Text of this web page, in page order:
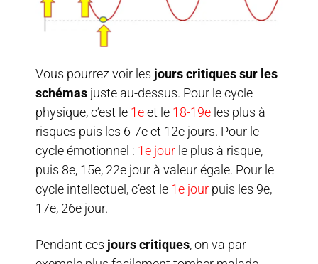
Vous pourrez voir les jours critiques sur les
schémas juste au-dessus. Pour le cycle
physique, c’est le 1eet le 18-19e les plus à
risques puis les 6-7e et 12e jours. Pour le
cycle émotionnel : 1e jour le plus à risque,
puis 8e, 15e, 22e jour à valeur égale. Pour le
cycle intellectuel, c’est le 1e jour puis les 9e,
17e, 26e jour.
Pendant ces jours critiques, on va par